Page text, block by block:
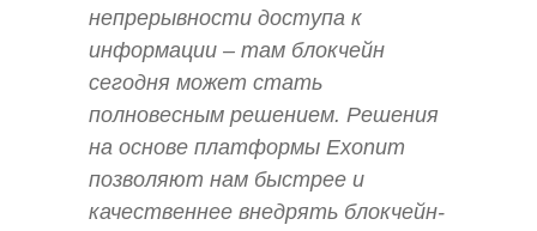
непрерывности доступа к
информации – там блокчейн
сегодня может стать
полновесным решением. Решения
на основе платформы Exonum
позволяют нам быстрее и
качественнее внедрять блокчейн-